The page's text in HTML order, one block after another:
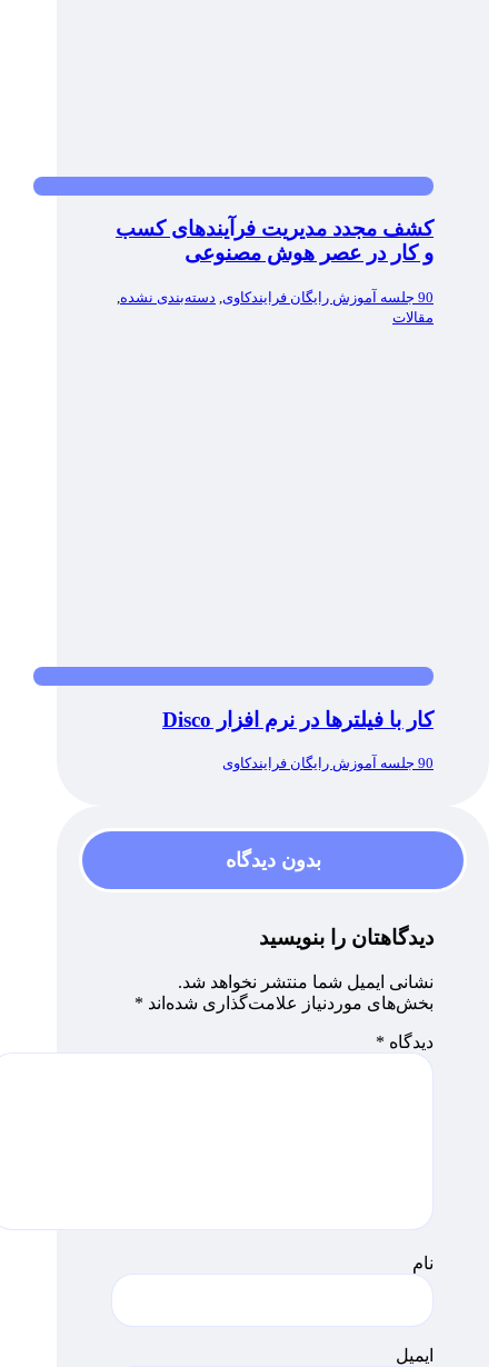
کشف مجدد مدیریت فرآیندهای کسب
و کار در عصر هوش مصنوعی
90 جلسه آموزش رایگان فرایندکاوی , دسته‌بندی نشده,
مقالات
کار با فیلترها در نرم افزار Disco
90 جلسه آموزش رایگان فرایندکاوی
بدون دیدگاه
دیدگاهتان را بنویسید
نشانی ایمیل شما منتشر نخواهد شد.
بخش‌های موردنیاز علامت‌گذاری شده‌اند *
دیدگاه *
نام
ایمیل